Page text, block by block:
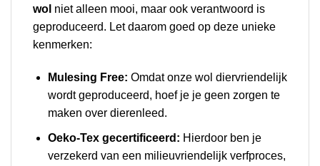
wol niet alleen mooi, maar ook verantwoord is
geproduceerd. Let daarom goed op deze unieke
kenmerken:
Mulesing Free: Omdat onze wol diervriendelijk
wordt geproduceerd, hoef je je geen zorgen te
maken over dierenleed.
Oeko-Tex gecertificeerd: Hierdoor ben je
verzekerd van een milieuvriendelijk verfproces,